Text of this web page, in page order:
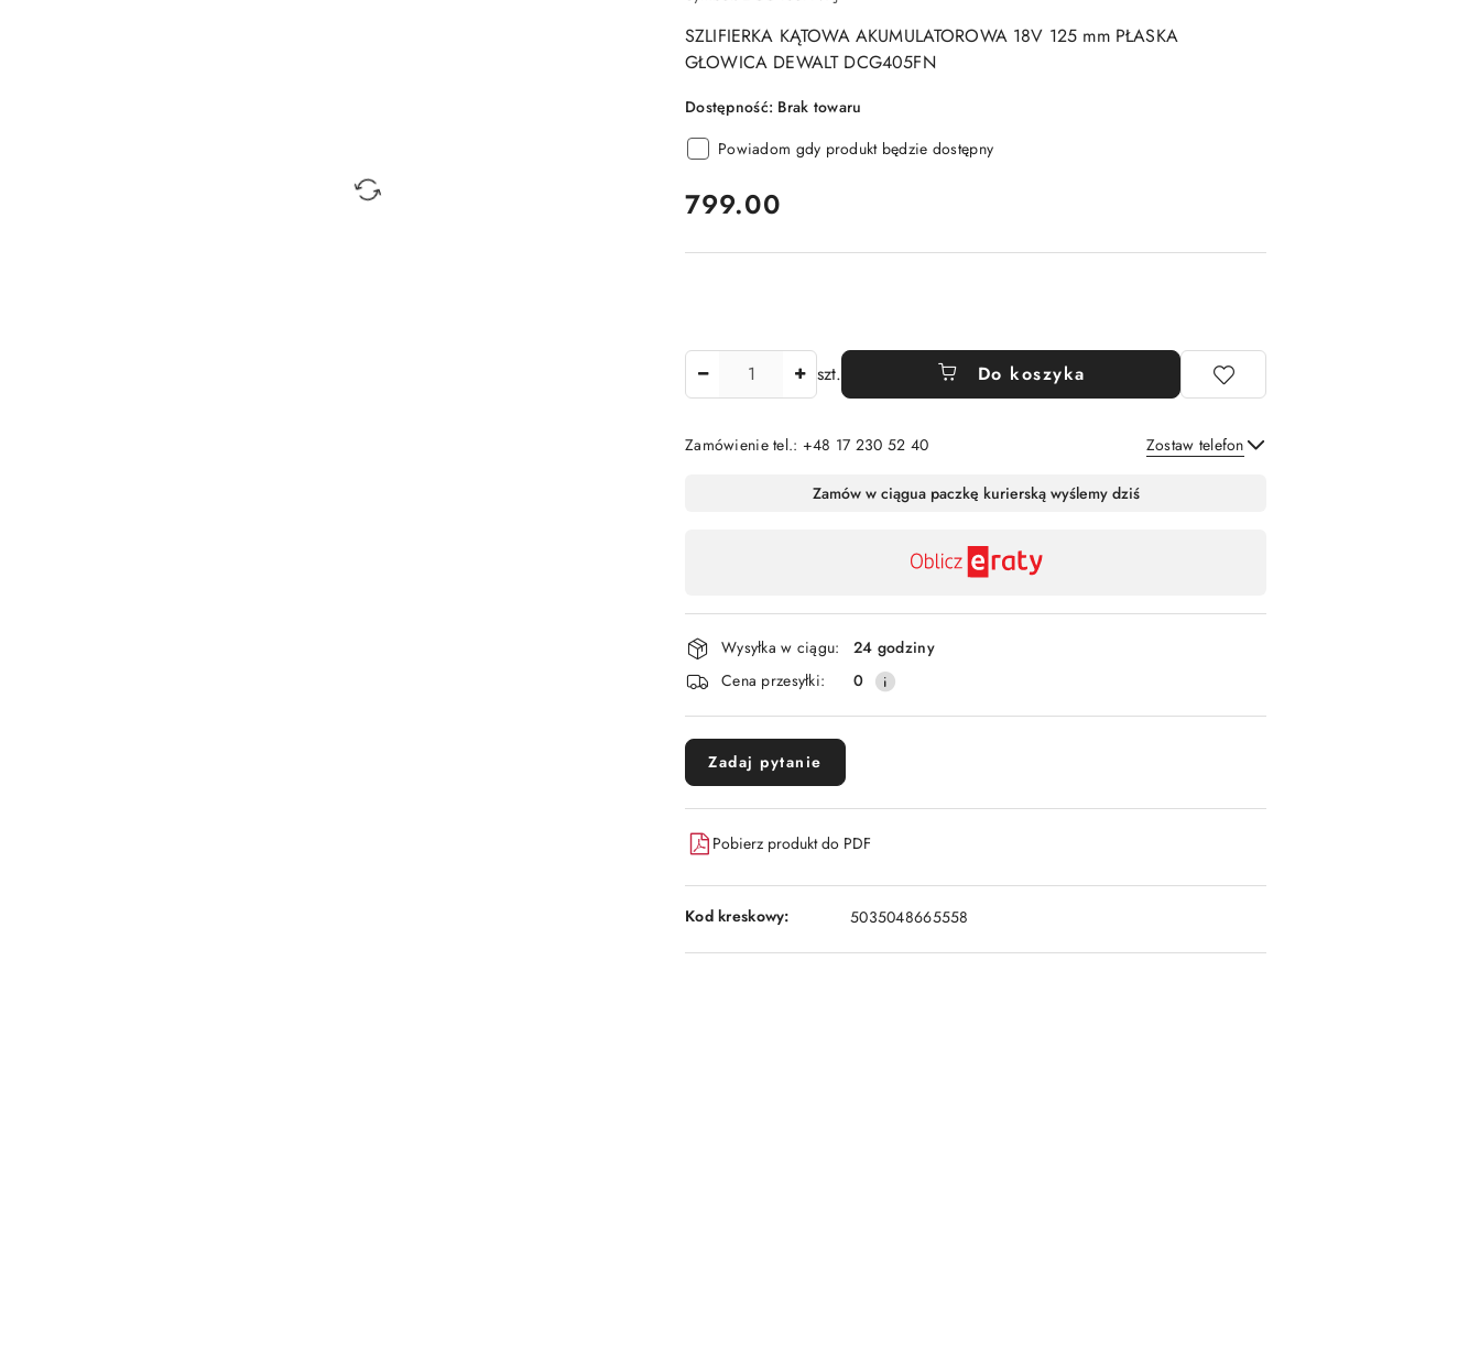
SZLIFIERKA KĄTOWA AKUMULATOROWA 18V 125 mm PŁASKA
GŁOWICA DEWALT DCG405FN
Dostępność: Brak towaru
Powiadom gdy produkt będzie dostępny
cena:
799.00
szt. Do koszyka
Zamówienie tel.: +48 17 230 52 40 Zostaw telefon
Dostępność
dostawa
Zamów w ciągua paczkę kurierską wyślemy dziś
Wysyłka w ciągu:
24 godziny
Cena przesyłki:
0
Zadaj pytanie
Pobierz produkt do PDF
Kod kreskowy: 5035048665558